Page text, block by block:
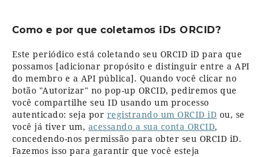
Como e por que coletamos iDs ORCID?
Este periódico está coletando seu ORCID iD para que
possamos [adicionar propósito e distinguir entre a API
do membro e a API pública]. Quando você clicar no
botão "Autorizar" no pop-up ORCID, pediremos que
você compartilhe seu ID usando um processo
autenticado: seja por registrando um ORCID iD ou, se
você já tiver um, acessando a sua conta ORCID,
concedendo-nos permissão para obter seu ORCID iD.
Fazemos isso para garantir que você esteja